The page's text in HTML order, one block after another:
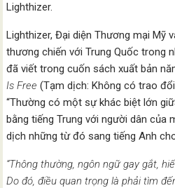
Lighthizer.
Lighthizer, Đại diện Thương mại Mỹ
thương chiến với Trung Quốc trong
đã viết trong cuốn sách xuất bản
Is Free(Tạm dịch: Không có trao
“Thường có một sự khác biệt lớn
bằng tiếng Trung với người dân của
dịch những từ đó sang tiếng Anh
“Thông thường, ngôn ngữ gay gắt,
Do đó, điều quan trọng là phải tìm